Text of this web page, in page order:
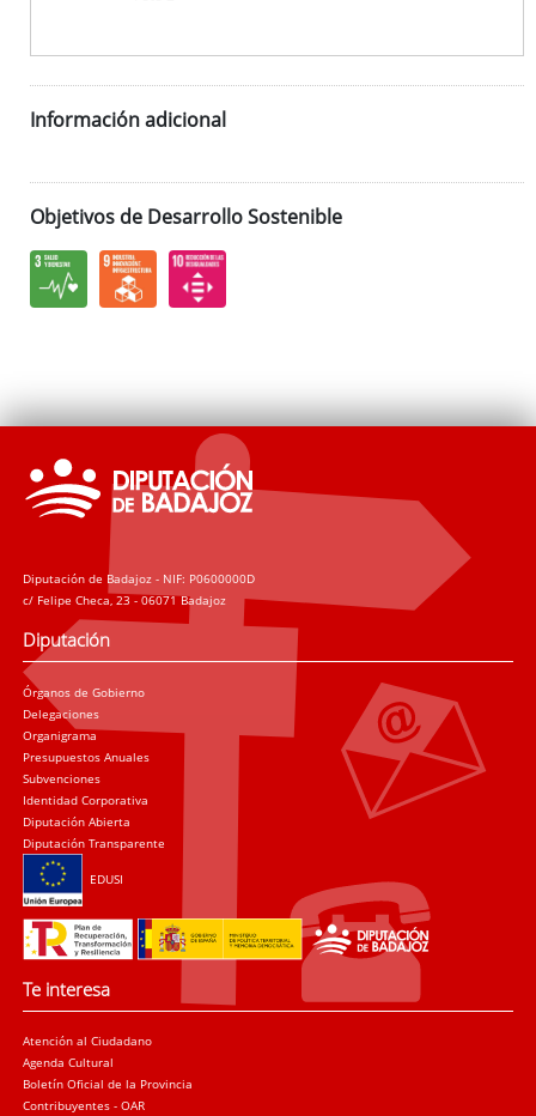
Información adicional
Objetivos de Desarrollo Sostenible
Diputación de Badajoz - NIF: P0600000D
c/ Felipe Checa, 23 - 06071 Badajoz
Diputación
Órganos de Gobierno
Delegaciones
Organigrama
Presupuestos Anuales
Subvenciones
Identidad Corporativa
Diputación Abierta
Diputación Transparente
EDUSI
Te interesa
Atención al Ciudadano
Agenda Cultural
Boletín Oficial de la Provincia
Contribuyentes - OAR